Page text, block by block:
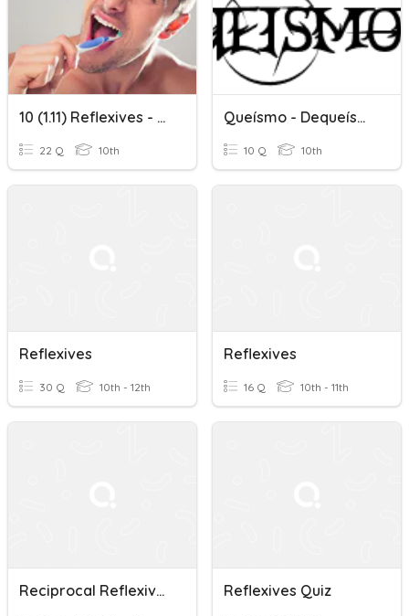
10 (1.11) Reflexives - Meanings Of Verbs
22 Q 10th
Queísmo - Dequeísmo
10 Q 10th
Reflexives
30 Q 10th - 12th
Reflexives
16 Q 10th - 11th
Reciprocal Reflexives Reflexives Quiz